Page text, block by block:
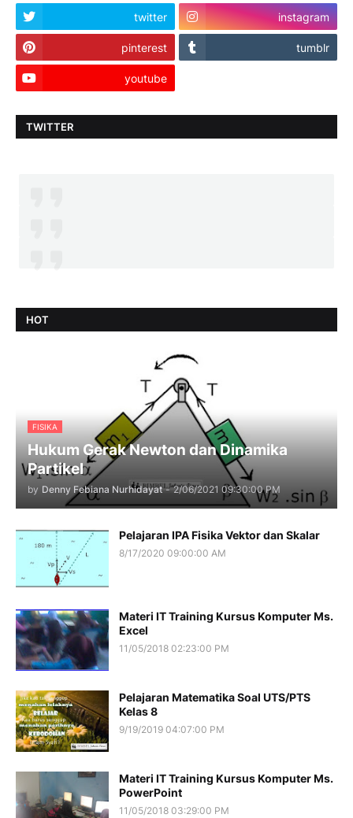
twitter instagram
pinterest tumblr
youtube
TWITTER
HOT
FISIKA
Hukum Gerak Newton dan Dinamika
Partikel
by Denny Febiana Nurhidayat - 2/06/2021 09:30:00 PM
Pelajaran IPA Fisika Vektor dan Skalar
8/17/2020 09:00:00 AM
Materi IT Training Kursus Komputer Ms.
Excel
11/05/2018 02:23:00 PM
Pelajaran Matematika Soal UTS/PTS
Kelas 8
9/19/2019 04:07:00 PM
Materi IT Training Kursus Komputer Ms.
PowerPoint
11/05/2018 03:29:00 PM